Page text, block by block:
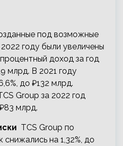
под возможные
году были увеличены
доход за год
млрд. В 2021 году
до ₽132 млрд.
Group за 2022 год
млрд.
TCS Group по
на 1,32%, до